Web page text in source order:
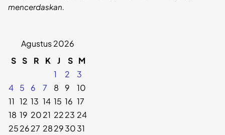
mencerdaskan.
Agustus 2026
S S R K J S M
1
2
3
4
5 6 7 8 9
10
11 12 13 14 15 16 17
18 19 2021 2223 24
252627 28293031